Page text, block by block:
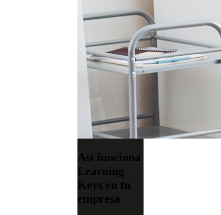
Así funciona
Learning
Keys en tu
empresa